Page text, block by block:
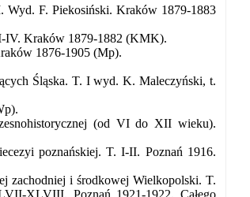
Wyd. F. Piekosiński. Kraków 1879-1883
IV. Kraków 1879-1882 (KMK).
1876-1905 (Mp).
Śląska. T. I wyd. K. Maleczyński, t.
(od VI do XII wieku).
poznańskiej. T. I-II. Poznań 1916.
zachodniej i środkowej Wielkopolski. T.